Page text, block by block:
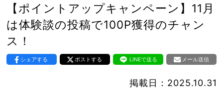
【ポイントアップキャンペーン】11月
は体験談の投稿で100P獲得のチャン
ス！
シェアする ポストする LINEで送る メール送信
掲載日：2025.10.31